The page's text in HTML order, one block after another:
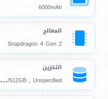
6000mAh
المعالج
Snapdragon 4 Gen 2
التخزين
256
GB/512GB , Unspecified